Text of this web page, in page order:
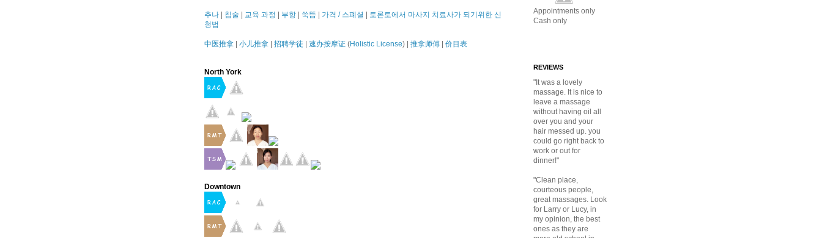
추나 | 침술 | 교육 과정 | 부항 | 쑥뜸 | 가격 / 스폐셜 | 토론토에서 마사지 치료사가 되기위한 신
청법
中医推拿 | 小儿推拿 | 招聘学徒 | 速办按摩证 (Holistic License) | 推拿师傅 | 价目表
North York
Downtown
Appointments only
Cash only
REVIEWS
"It was a lovely
massage. It is nice to
leave a massage
without having oil all
over you and your
hair messed up. you
could go right back to
work or out for
dinner!"
"Clean place,
courteous people,
great massages. Look
for Larry or Lucy, in
my opinion, the best
ones as they are